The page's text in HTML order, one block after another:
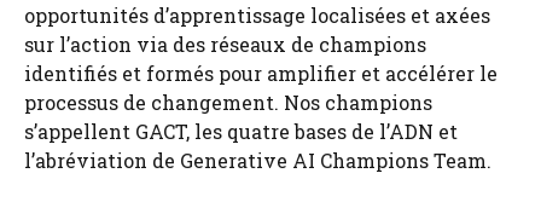
opportunités d’apprentissage localisées et axées
sur l’action via des réseaux de champions
identifiés et formés pour amplifier et accélérer le
processus de changement. Nos champions
s’appellent GACT, les quatre bases de l’ADN et
l’abréviation de Generative AI Champions Team.